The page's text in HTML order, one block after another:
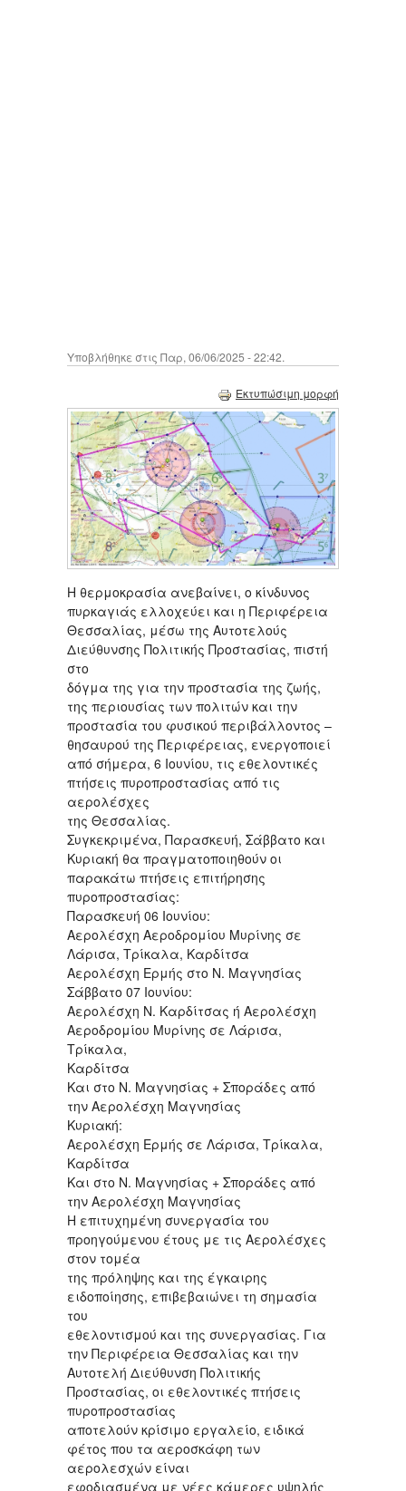
Υποβλήθηκε στις Παρ, 06/06/2025 - 22:42.
Εκτυπώσιμη μορφή
Η θερμοκρασία ανεβαίνει, ο κίνδυνος
πυρκαγιάς ελλοχεύει και η Περιφέρεια
Θεσσαλίας, μέσω της Αυτοτελούς
Διεύθυνσης Πολιτικής Προστασίας, πιστή
στο
δόγμα της για την προστασία της ζωής,
της περιουσίας των πολιτών και την
προστασία του φυσικού περιβάλλοντος –
θησαυρού της Περιφέρειας, ενεργοποιεί
από σήμερα, 6 Ιουνίου, τις εθελοντικές
πτήσεις πυροπροστασίας από τις
αερολέσχες
της Θεσσαλίας.
Συγκεκριμένα, Παρασκευή, Σάββατο και
Κυριακή θα πραγματοποιηθούν οι
παρακάτω πτήσεις επιτήρησης
πυροπροστασίας:
Παρασκευή 06 Ιουνίου:
Αερολέσχη Αεροδρομίου Μυρίνης σε
Λάρισα, Τρίκαλα, Καρδίτσα
Αερολέσχη Ερμής στο Ν. Μαγνησίας
Σάββατο 07 Ιουνίου:
Αερολέσχη Ν. Καρδίτσας ή Αερολέσχη
Αεροδρομίου Μυρίνης σε Λάρισα,
Τρίκαλα,
Καρδίτσα
Και στο Ν. Μαγνησίας + Σποράδες από
την Αερολέσχη Μαγνησίας
Κυριακή:
Αερολέσχη Ερμής σε Λάρισα, Τρίκαλα,
Καρδίτσα
Και στο Ν. Μαγνησίας + Σποράδες από
την Αερολέσχη Μαγνησίας
Η επιτυχημένη συνεργασία του
προηγούμενου έτους με τις Αερολέσχες
στον τομέα
της πρόληψης και της έγκαιρης
ειδοποίησης, επιβεβαιώνει τη σημασία
του
εθελοντισμού και της συνεργασίας. Για
την Περιφέρεια Θεσσαλίας και την
Αυτοτελή Διεύθυνση Πολιτικής
Προστασίας, οι εθελοντικές πτήσεις
πυροπροστασίας
αποτελούν κρίσιμο εργαλείο, ειδικά
φέτος που τα αεροσκάφη των
αερολεσχών είναι
εφοδιασμένα με νέες κάμερες υψηλής